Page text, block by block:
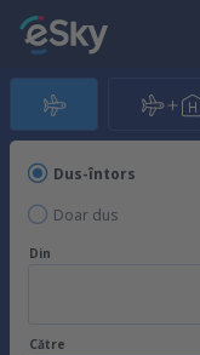
Dus-întors
Doar dus
Din
Către